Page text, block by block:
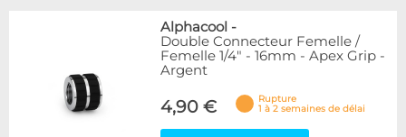
Alphacool -
Double Connecteur Femelle /
Femelle 1/4" - 16mm - Apex Grip -
Argent
4,90 €
Rupture
1 à 2 semaines de délai